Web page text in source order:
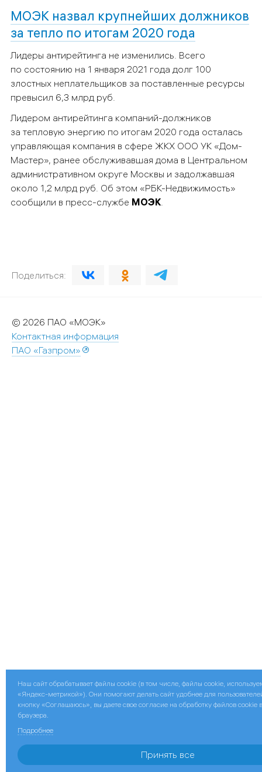
МОЭК назвал крупнейших должников
за тепло по итогам 2020 года
Лидеры антирейтинга не изменились. Всего
по состоянию на 1 января 2021 года долг 100
злостных неплательщиков за поставленные ресурсы
превысил 6,3 млрд руб.
Лидером антирейтинга компаний-должников
за тепловую энергию по итогам 2020 года осталась
управляющая компания в сфере ЖКХ ООО УК «Дом-
Мастер», ранее обслуживавшая дома в Центральном
административном округе Москвы и задолжавшая
около 1,2 млрд руб. Об этом «РБК-Недвижимость»
сообщили в пресс-службе МОЭК.
Поделиться:
© 2026 ПАО «МОЭК»
Контактная информация
ПАО «Газпром»
Наш сайт обрабатывает файлы cookie (в том числе, файлы cookie,
«Яндекс-метрикой»). Они помогают делать сайт удобнее для
кнопку «Соглашаюсь», вы даете свое согласие на обработку файлов cookie
браузера.
Подробнее
Принять все